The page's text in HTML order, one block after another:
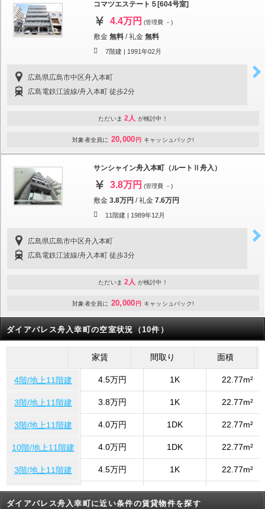
コマツエステート５[604号室]
4.4万円 (管理費 －)
敷金 無料 /礼金 無料
7階建 | 1991年02月
広島県広島市中区舟入本町
広島電鉄江波線/舟入本町 徒歩2分
ただいま 2人 が検討中！
対象者全員に 20,000 円 キャッシュバック!
サンシャイン舟入本町（ルートⅡ舟入）
3.8万円 (管理費 －)
敷金 3.8万円 /礼金 7.6万円
11階建 | 1989年12月
広島県広島市中区舟入本町
広島電鉄江波線/舟入本町 徒歩3分
ただいま 2人 が検討中！
対象者全員に 20,000 円 キャッシュバック!
ダイアパレス舟入幸町の空室状況（10件）
家賃 間取り 面積
4階/地上11階建 4.5万円 1K 22.77m²
3階/地上11階建 3.8万円 1K 22.77m²
3階/地上11階建 4.0万円 1DK 22.77m²
10階/地上11階建 4.0万円 1DK 22.77m²
3階/地上11階建 4.5万円 1K 22.77m²
10階/地上11階建 4.0万円 1K 22.77m²
ダイアパレス舟入幸町に近い条件の賃貸物件を探す